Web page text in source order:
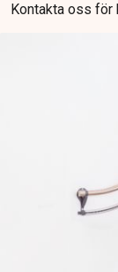
Kontakta oss